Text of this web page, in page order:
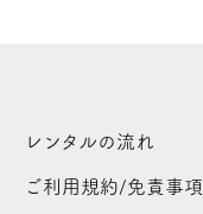
レンタルの流れ
ご利用規約/免責事項